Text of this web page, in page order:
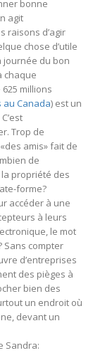
bonne
agit
raisons d’agir
chose d’utile
journée du bon
chaque
millions
au Canada) est un
Trop de
amis» fait de
de
propriété des
forme?
accéder à une
à leurs
le mot
Sans compter
d’entreprises
des pièges à
bien des
un endroit où
devant un
Sandra: